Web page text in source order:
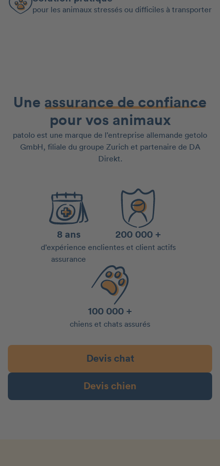
pour les animaux stressés ou difficiles à transporter
Une assurance de confiance
pour vos animaux
patolo est une marque de l’entreprise allemande getolo
GmbH, filiale du groupe Zurich et partenaire de DA
Direkt.
8 ans
d’expérience en
assurance
200 000 +
clientes et client actifs
100 000 +
chiens et chats assurés
Devis chat
Devis chien